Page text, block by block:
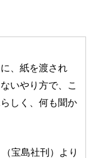
、紙を渡され
いやり方で、こ
しく、何も聞か
宝島社刊）より